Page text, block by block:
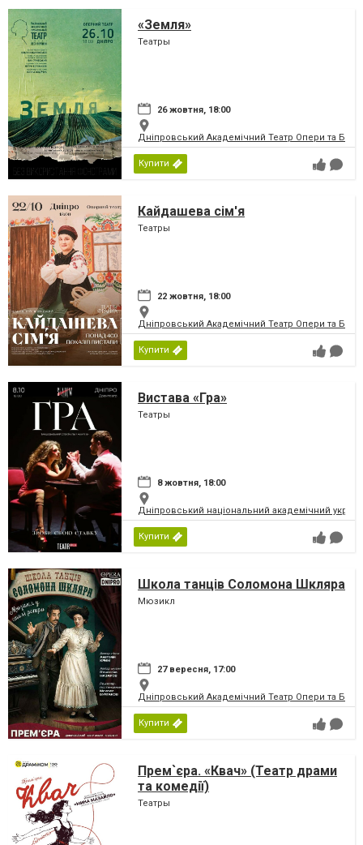
«Земля»
Театры
26 жовтня, 18:00
Дніпровський Академічний Театр Опери та
Купити
Кайдашева сім'я
Театры
22 жовтня, 18:00
Дніпровський Академічний Театр Опери та
Купити
Вистава «Гра»
Театры
8 жовтня, 18:00
Дніпровський національний академічний
Купити
Школа танців Соломона Шкляра
Мюзикл
27 вересня, 17:00
Дніпровський Академічний Театр Опери та
Купити
Прем`єра. «Квач» (Театр драми
та комедії)
Театры